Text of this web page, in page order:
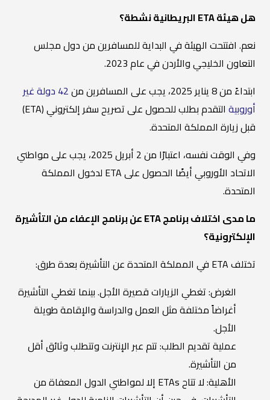
هل هيئة ETA البريطانية نشطة؟
نعم. افتتحت الهيئة في البداية للمسافرين من دول مجلس
التعاون الخليجي والأردن في عام 2023.
ابتداءً من 8 يناير 2025، يجب على المسافرين من
42 دولة غير
أوروبية
التقدم بطلب للحصول على تصريح سفر إلكتروني (ETA)
قبل زيارة المملكة المتحدة.
وفي الوقت نفسه، اعتبارًا من 2 أبريل 2025، يجب على مواطني
الاتحاد الأوروبي أيضًا الحصول على ETA لدخول المملكة
المتحدة.
ما مدى اختلاف برنامج ETA عن برنامج الإعفاء من التأشيرة
الإلكترونية؟
تختلف ETA في المملكة المتحدة عن التأشيرة بعدة طرق:
الغرض: تغطي الزيارات قصيرة الأجل. بينما تغطي التأشيرة
أغراضاً مختلفة مثل العمل والدراسة والإقامة طويلة
الأجل.
عملية تقديم الطلب: تتم عبر الإنترنت وتتطلب وثائق أقل
من التأشيرة.
الأهلية: لا تتاح ETAs إلا لمواطني الدول المعفاة من